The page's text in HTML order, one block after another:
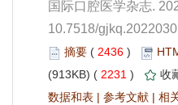
10.7518/gjkq.2022030
2436 )
2231 )
|
|